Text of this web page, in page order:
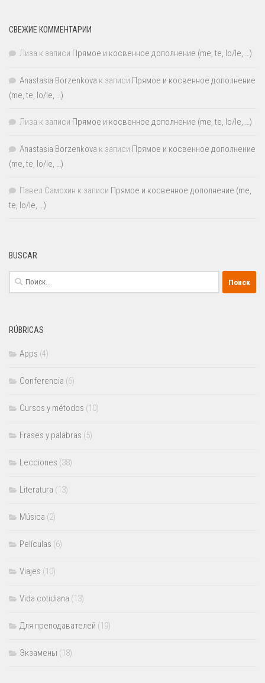
СВЕЖИЕ КОММЕНТАРИИ
Лиза к записи Прямое и косвенное дополнение (me, te, lo/le, …)
Anastasia Borzenkova к записи Прямое и косвенное дополнение
(me, te, lo/le, …)
Лиза к записи Прямое и косвенное дополнение (me, te, lo/le, …)
Anastasia Borzenkova к записи Прямое и косвенное дополнение
(me, te, lo/le, …)
Павел Самохин к записи Прямое и косвенное дополнение (me,
te, lo/le, …)
BUSCAR
Найти:
RÚBRICAS
Apps (4)
Conferencia (6)
Cursos y métodos (10)
Frases y palabras (5)
Lecciones (38)
Literatura (13)
Música (2)
Películas (6)
Viajes (10)
Vida cotidiana (13)
Для преподавателей (19)
Экзамены (18)